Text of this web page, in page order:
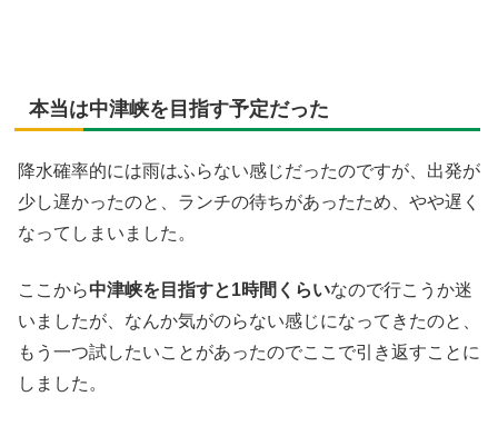
本当は中津峡を目指す予定だった
降水確率的には雨はふらない感じだったのですが、出発が
少し遅かったのと、ランチの待ちがあったため、やや遅く
なってしまいました。
ここから中津峡を目指すと1時間くらいなので行こうか迷
いましたが、なんか気がのらない感じになってきたのと、
もう一つ試したいことがあったのでここで引き返すことに
しました。